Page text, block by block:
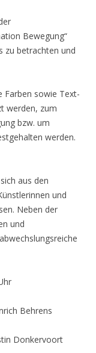
Bewegung“
zu betrachten und
Farben sowie Text-
werden, zum
bzw. um
werden.
aus den
und
Neben der
und
Behrens
Donkervoort